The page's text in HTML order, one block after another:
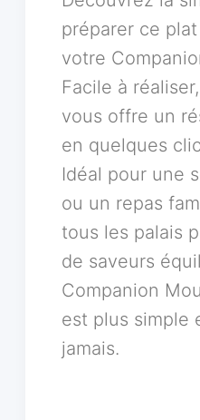
préparer ce
votre
Facile à
vous offre un
en quelques
Idéal pour une
ou un repas
tous les palais
de saveurs
Companion
est plus simple
jamais.